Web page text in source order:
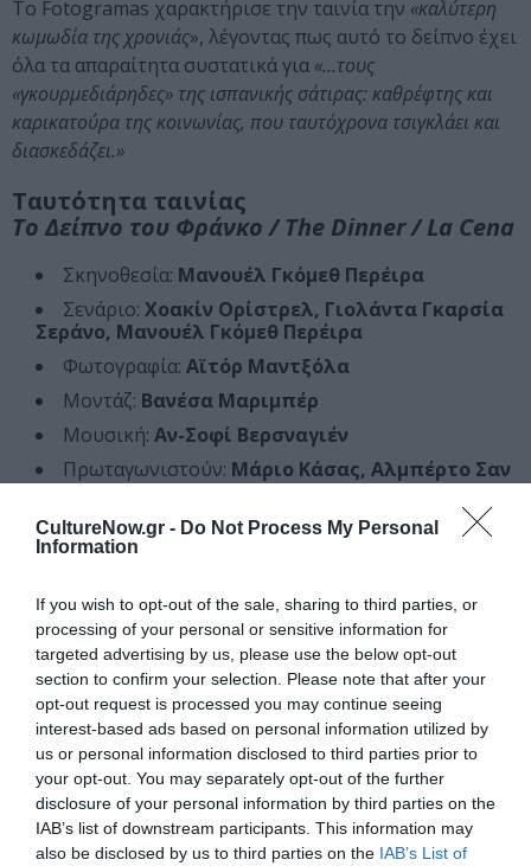
CultureNow.gr - Do Not Process My Personal
Information
If you wish to opt-out of the sale, sharing to third parties, or
processing of your personal or sensitive information for
targeted advertising by us, please use the below opt-out
section to confirm your selection. Please note that after your
opt-out request is processed you may continue seeing
interest-based ads based on personal information utilized by
us or personal information disclosed to third parties prior to
your opt-out. You may separately opt-out of the further
disclosure of your personal information by third parties on the
IAB’s list of downstream participants. This information may
also be disclosed by us to third parties on the IAB’s List of
Το Fotogramas χαρακτήρισε την ταινία την «καλύτερη
κωμωδία της χρονιάς», λέγοντας πως αυτό το δείπνο έχει
όλα τα απαραίτητα συστατικά για «…τους
«γκουρμεδιάρηδες» της ισπανικής σάτιρας: καθρέφτης και
καρικατούρα της κοινωνίας, που ταυτόχρονα τσιγκλάει και
διασκεδάζει.»
Ταυτότητα ταινίας
Το Δείπνο του Φράνκο / The Dinner / La Cena
Σκηνοθεσία: Μανουέλ Γκόμεθ Περέιρα
Σενάριο: Χοακίν Ορίστρελ, Γιολάντα Γκαρσία
Σεράνο, Μανουέλ Γκόμεθ Περέιρα
Φωτογραφία: Αϊτόρ Μαντξόλα
Μοντάζ: Βανέσα Μαριμπέρ
Μουσική: Αν-Σοφί Βερσναγιέν
Πρωταγωνιστούν: Μάριο Κάσας, Αλμπέρτο Σαν
Χουάν, Nόρα Χερνάντες, Ασιέρ Ετσεάντια,
Ελβίρα Μανγκούες
Διάρκεια:
Έγχρωμο
Υπότιτλοι:Ελληνικά
Χώρα Παραγωγής:Ισπανία
Έτος Παραγωγής:2025